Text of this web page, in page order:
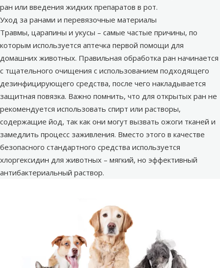
ран или введения жидких препаратов в рот.
Уход за ранами и перевязочные материалы
Травмы, царапины и укусы – самые частые причины, по
которым используется аптечка первой помощи для
домашних животных. Правильная обработка ран начинается
с тщательного очищения с использованием подходящего
дезинфицирующего средства, после чего накладывается
защитная повязка. Важно помнить, что для открытых ран не
рекомендуется использовать спирт или растворы,
содержащие йод, так как они могут вызвать ожоги тканей и
замедлить процесс заживления. Вместо этого в качестве
безопасного стандартного средства используется
хлоргексидин для животных – мягкий, но эффективный
антибактериальный раствор.